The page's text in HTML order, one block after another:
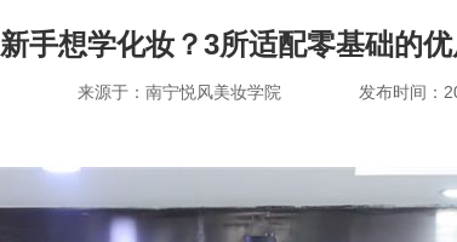
新手想学化妆？3所适配零基础的
来源于：南宁悦风美妆学院 发布时间：